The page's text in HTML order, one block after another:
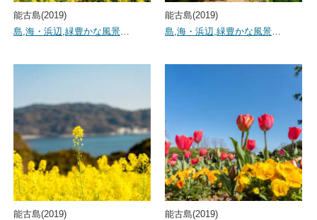
能古島(2019)
島,海・浜辺,緑豊かな風景…
能古島(2019)
島,海・浜辺,緑豊かな風景…
能古島(2019)
能古島(2019)